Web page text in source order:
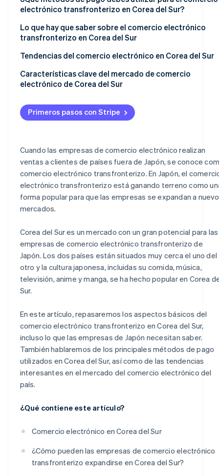
del Sur
Principales centros comerciales electrónicos en Corea
del Sur
lanzamiento a Corea del Sur
Creación de un escaparate en un sitio de comercio
electrónico en Corea del Sur
electrónico transfronterizo en Corea del Sur?
Lo que hay que saber sobre el comercio electrónico
transfronterizo en Corea del Sur
El principal motor de búsqueda es Naver
Es posible que se requiera el estado de empresa en
Corea del Sur
comercio electrónico transfronterizo
Tendencias del comercio electrónico en Corea del Sur
Diversas iniciativas dirigidas a la «generación MZ»
Características clave del mercado de comercio
electrónico de Corea del Sur
Primeros pasos con Stripe
Cuando las empresas de comercio electrónico realizan
ventas a clientes de países fuera de Japón, se conoce
comercio electrónico transfronterizo. En Japón, el
electrónico transfronterizo está ganando terreno como
forma popular para que las empresas se expandan a
mercados.
Corea del Sur es un mercado con un gran potencial para las
empresas de comercio electrónico transfronterizo de
Japón. Los dos países están situados muy cerca el uno del
otro y la cultura japonesa, incluidas su comida, música,
televisión, anime y manga, se ha hecho popular en Corea
Sur.
En este artículo, repasaremos los aspectos básicos del
comercio electrónico transfronterizo en Corea del Sur,
incluso lo que las empresas de Japón necesitan saber.
También hablaremos de los principales métodos de pago
utilizados en Corea del Sur, así como de las tendencias
interesantes en el mercado del comercio electrónico del
país.
¿Qué contiene este artículo?
Comercio electrónico en Corea del Sur
¿Cómo pueden las empresas de comercio electrónico
transfronterizo expandirse en Corea del Sur?